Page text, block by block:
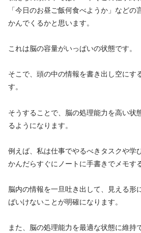
「今日のお昼ご飯何食べようか」など
かんでくるかと思います。
これは脳の容量がいっぱいの状態です。
そこで、頭の中の情報を書き出し空にす
す。
そうすることで、脳の処理能力を高い状
るようになります。
例えば、私は仕事でやるべきタスクや学
かんだらすぐにノートに手書きでメモす
脳内の情報を一旦吐き出して、見える形
ばいけないことが明確になります。
また、脳の処理能力を最適な状態に維持